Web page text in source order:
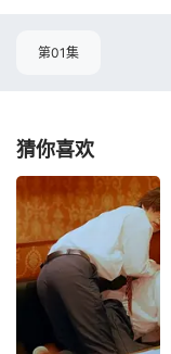
第01集
猜你喜欢